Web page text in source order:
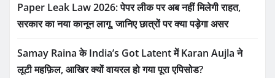
Paper Leak Law 2026: पेपर लीक पर अब नहीं मिलेगी राहत,
सरकार का नया कानून लागू, जानिए छात्रों पर क्या पड़ेगा असर
Samay Raina के India’s Got Latent में Karan Aujla ने
लूटी महफ़िल, आखिर क्यों वायरल हो गया पूरा एपिसोड?